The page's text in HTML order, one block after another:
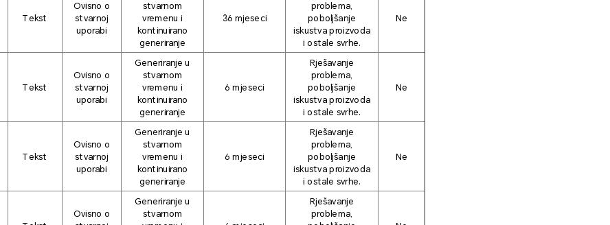
Tekst
Ovisno o
stvarnoj
uporabi
stvarnom
vremenu i
kontinuirano
generiranje
36 mjeseci
problema,
poboljšanje
iskustva proizvoda
i ostale svrhe.
Ne
Tekst
Ovisno o
stvarnoj
uporabi
Generiranje u
stvarnom
vremenu i
kontinuirano
generiranje
6 mjeseci
Rješavanje
problema,
poboljšanje
iskustva proizvoda
i ostale svrhe.
Ne
Tekst
Ovisno o
stvarnoj
uporabi
Generiranje u
stvarnom
vremenu i
kontinuirano
generiranje
6 mjeseci
Rješavanje
problema,
poboljšanje
iskustva proizvoda
i ostale svrhe.
Ne
Ovisno o
Generiranje u
stvarnom
Rješavanje
problema,